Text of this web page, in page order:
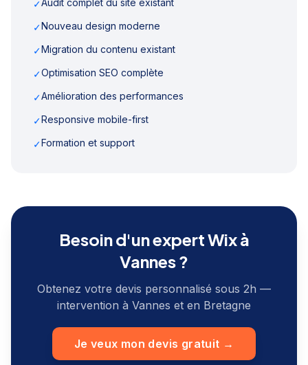
✓Audit complet du site existant
✓Nouveau design moderne
✓Migration du contenu existant
✓Optimisation SEO complète
✓Amélioration des performances
✓Responsive mobile-first
✓Formation et support
Besoin d'un expert Wix à
Vannes?
Obtenez votre devis personnalisé sous 2h —
intervention à Vannes et en Bretagne
Je veux mon devis gratuit →